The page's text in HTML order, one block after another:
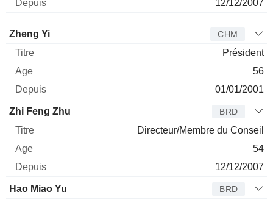
12/12/2007
Administrateur
Zheng Yi CHM
Président
56
01/01/2001
Zhi Feng Zhu BRD
Directeur/Membre du Conseil
54
12/12/2007
Hao Miao Yu BRD